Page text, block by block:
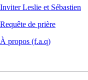
Inviter Leslie et Sébastien
Requête de prière
À propos (f.a.q)